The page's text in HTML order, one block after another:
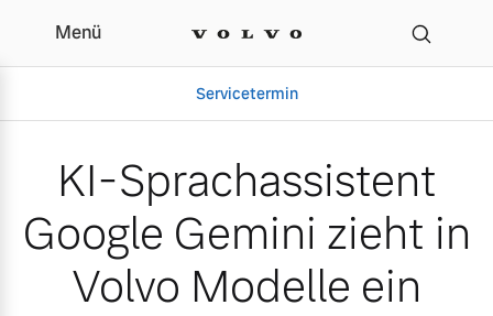
KI-Sprachassistent
Menü
Servicetermin
KI-Sprachassistent
Google Gemini zieht in
Volvo Modelle ein